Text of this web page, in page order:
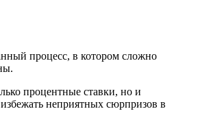
процесс, в котором сложно
процентные ставки, но и
неприятных сюрпризов в